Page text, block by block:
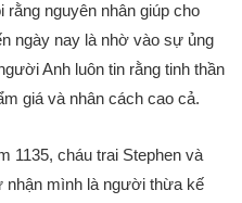
rằng nguyên nhân giúp cho
ngày nay là nhờ vào sự ủng
Anh luôn tin rằng tinh thần
giá và nhân cách cao cả.
1135, cháu trai Stephen và
nhận mình là người thừa kế